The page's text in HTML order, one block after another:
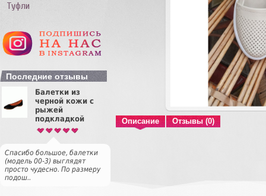
Туфли
Последние отзывы
Балетки из
черной кожи с
рыжей
подкладкой
Спасибо большое, балетки
(модель 00-3) выглядят
просто чудесно. По размеру
подош..
Описание Отзывы (0)